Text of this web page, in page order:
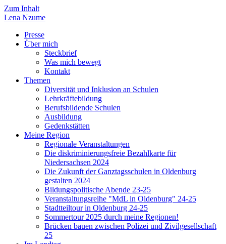
Zum Inhalt
Lena Nzume
Presse
Über mich
Steckbrief
Was mich bewegt
Kontakt
Themen
Diversität und Inklusion an Schulen
Lehrkräftebildung
Berufsbildende Schulen
Ausbildung
Gedenkstätten
Meine Region
Regionale Veranstaltungen
Die diskriminierungsfreie Bezahlkarte für
Niedersachsen 2024
Die Zukunft der Ganztagsschulen in Oldenburg
gestalten 2024
Bildungspolitische Abende 23-25
Veranstaltungsreihe "MdL in Oldenburg" 24-25
Stadtteiltour in Oldenburg 24-25
Sommertour 2025 durch meine Regionen!
Brücken bauen zwischen Polizei und Zivilgesellschaft
25